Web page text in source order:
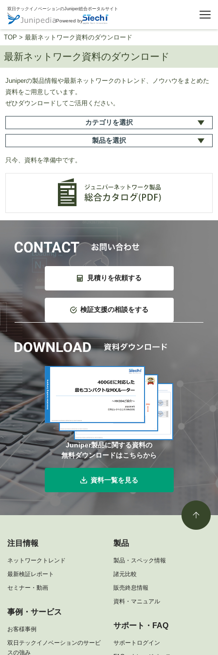
双日テックイノベーションのJuniper総合ポータルサイト
Powered by
TOP > 最新ネットワーク資料のダウンロード
最新ネットワーク資料のダウンロード
Juniperの製品情報や最新ネットワークのトレンド、ノウハウをまとめた
資料をご用意しています。
ぜひダウンロードしてご活用ください。
カテゴリ を選択
製品を選択
只今、資料を準備中です。
見積りを依頼する
検証支援の相談をする
Juniper製品に関する資料の
無料ダウンロードはこちらから
資料一覧を見る
注目情報
ネットワークトレンド
最新検証レポート
セミナー・動画
事例・サービス
お客様事例
双日テックイノベーションのサービ
スの強み
製品
製品・スペック情報
諸元比較
販売終息情報
資料・マニュアル
サポート・FAQ
サポートログイン